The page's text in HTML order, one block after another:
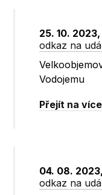
25. 10.
odkaz na
Vodojemu
Přejít na
04. 08.
odkaz na